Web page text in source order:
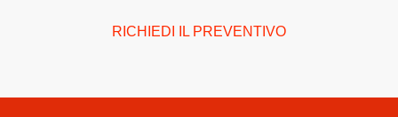
RICHIEDI IL PREVENTIVO